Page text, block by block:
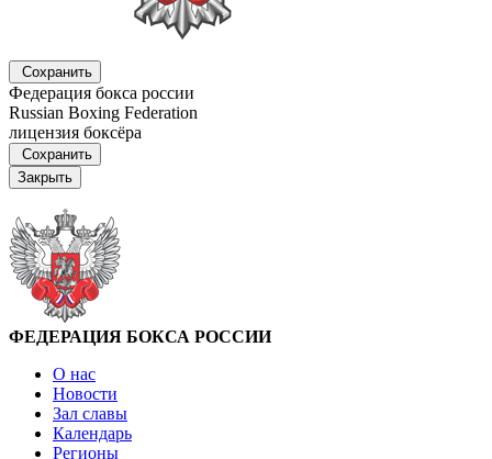
Сохранить
Федерация бокса россии
Russian Boxing Federation
лицензия боксёра
Сохранить
Закрыть
ФЕДЕРАЦИЯ БОКСА РОССИИ
О нас
Новости
Зал славы
Календарь
Регионы